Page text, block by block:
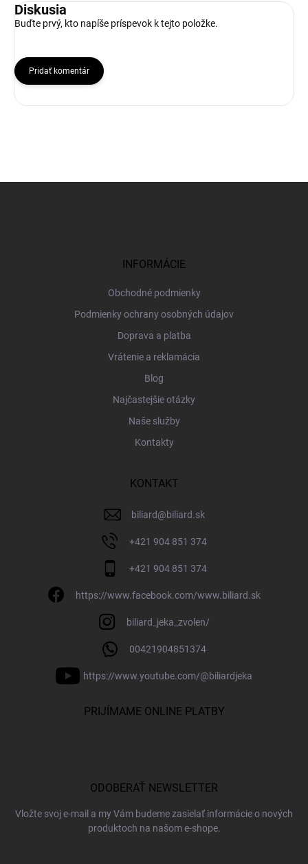
Diskusia
Buďte prvý, kto napíše príspevok k tejto položke.
Pridať komentár
INFORMÁCIE
Obchodné podmienky
Podmienky ochrany osobných údajov
Doprava a platba
Vrátenie a reklamácia
Blog
Najčastejšie otázky
Naše služby
Kontakty
KONTAKT
biliard@biliard.sk
+421 904 851 374
+421 904 851 374
https://www.facebook.com/www.biliard.sk
biliard_jeka_zvolen/
00421904851374
https://www.youtube.com/@biliardjeka
PRIJÍMAME ONLINE PLATBY
ODOBERAŤ NEWSLETTER
Vložte svoj e-mail a my Vám budeme zasielať informácie o nových
produktoch na našom e-shope.